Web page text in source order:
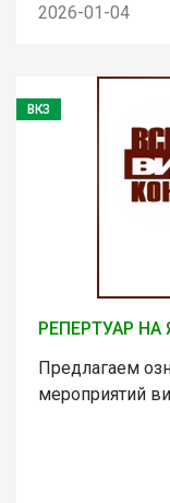
2026-01-04
ВКЗ
РЕПЕРТУАР НА
Предлагаем
мероприятий